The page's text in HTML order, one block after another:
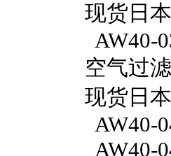
现货日
AW40-
空气过
现货日
AW40-
AW40-